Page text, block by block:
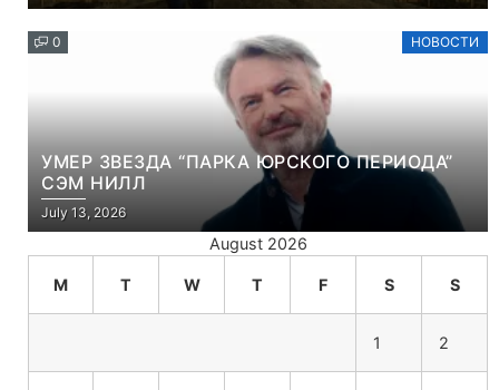
0 НОВОСТИ
УМЕР ЗВЕЗДА “ПАРКА ЮРСКОГО ПЕРИОДА”
СЭМ НИЛЛ
July 13, 2026
August 2026
M T W T F S S
1 2